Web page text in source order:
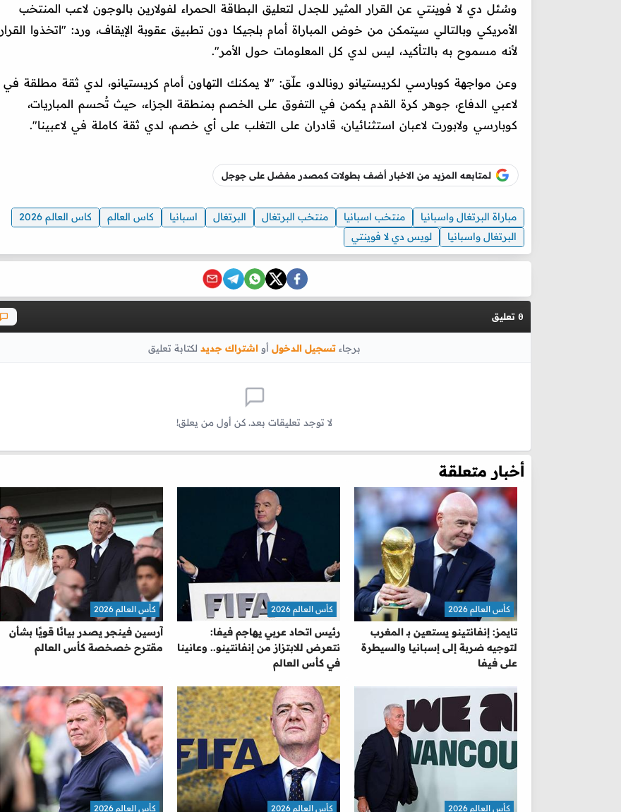
وسُئل دي لا فوينتي عن القرار المثير للجدل لتعليق البطاقة الحمراء لفولارين بالوجون لاعب المنتخب
الأمريكي وبالتالي سيتمكن من خوض المباراة أمام بلجيكا دون تطبيق عقوبة الإيقاف، ورد: "اتخذوا القرار
لأنه مسموح به بالتأكيد، ليس لدي كل المعلومات حول الأمر".
وعن مواجهة كوبارسي لكريستيانو رونالدو، علّق: "لا يمكنك التهاون أمام كريستيانو، لدي ثقة مطلقة في
لاعبي الدفاع، جوهر كرة القدم يكمن في التفوق على الخصم بمنطقة الجزاء، حيث تُحسم المباريات،
كوبارسي ولابورت لاعبان استثنائيان، قادران على التغلب على أي خصم، لدي ثقة كاملة في لاعبينا".
لمتابعه المزيد من الاخبار أضف بطولات كمصدر مفضل على جوجل
مباراة البرتغال واسبانيا منتخب اسبانيا منتخب البرتغال البرتغال اسبانيا كاس العالم
كاس العالم 2026
البرتغال واسبانيا
لويس دي لا فوينتي
0 تعليق
برجاء تسجيل الدخول أو اشتراك جديد لكتابة تعليق
لا توجد تعليقات بعد. كن أول من يعلق!
أخبار متعلقة
تايمز: إنفانتينو يستعين بـ المغرب
لتوجيه ضربة إلى إسبانيا والسيطرة
على فيفا
كأس العالم 2026
رئيس اتحاد عربي يهاجم فيفا:
نتعرض للابتزاز من إنفانتينو.. وعانينا
في كأس العالم
كأس العالم 2026
آرسين فينجر يصدر بيانًا قويًا بشأن
مقترح خصخصة كأس العالم
كأس العالم 2026
كأس العالم 2026 كأس العالم 2026 كأس العالم 2026